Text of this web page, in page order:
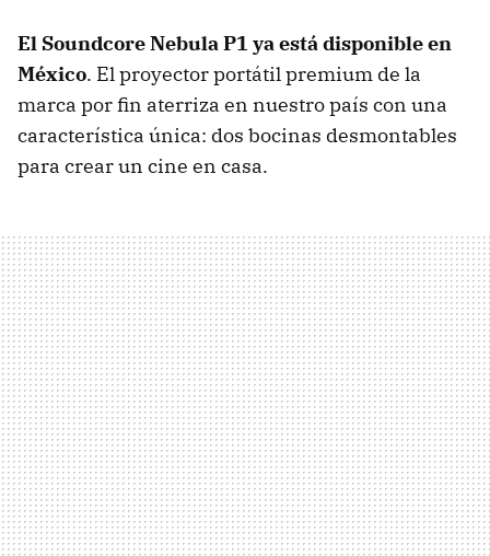
El Soundcore Nebula P1 ya está disponible en
México. El proyector portátil premium de la
marca por fin aterriza en nuestro país con una
característica única: dos bocinas desmontables
para crear un cine en casa.